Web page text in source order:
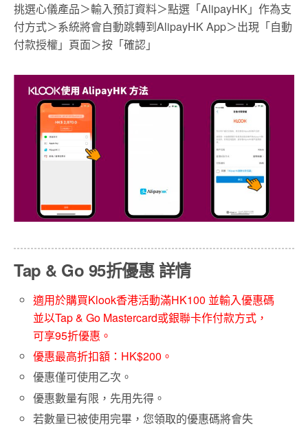
挑選心儀產品＞輸入預訂資料＞點選「AlipayHK」作為支
付方式＞系統將會自動跳轉到AlipayHK App＞出現「自動
付款授權」頁面＞按「確認」
Tap & Go 95折優惠 詳情
適用於購買Klook香港活動滿HK100 並輸入優惠碼
並以Tap & Go Mastercard或銀聯卡作付款方式，
可享95折優惠。
優惠最高折扣額：HK$200。
優惠僅可使用乙次。
優惠數量有限，先用先得。
若數量已被使用完畢，您領取的優惠碼將會失